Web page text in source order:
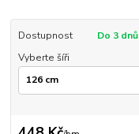
Dostupnost
Do 3 dnů
Vyberte šíři